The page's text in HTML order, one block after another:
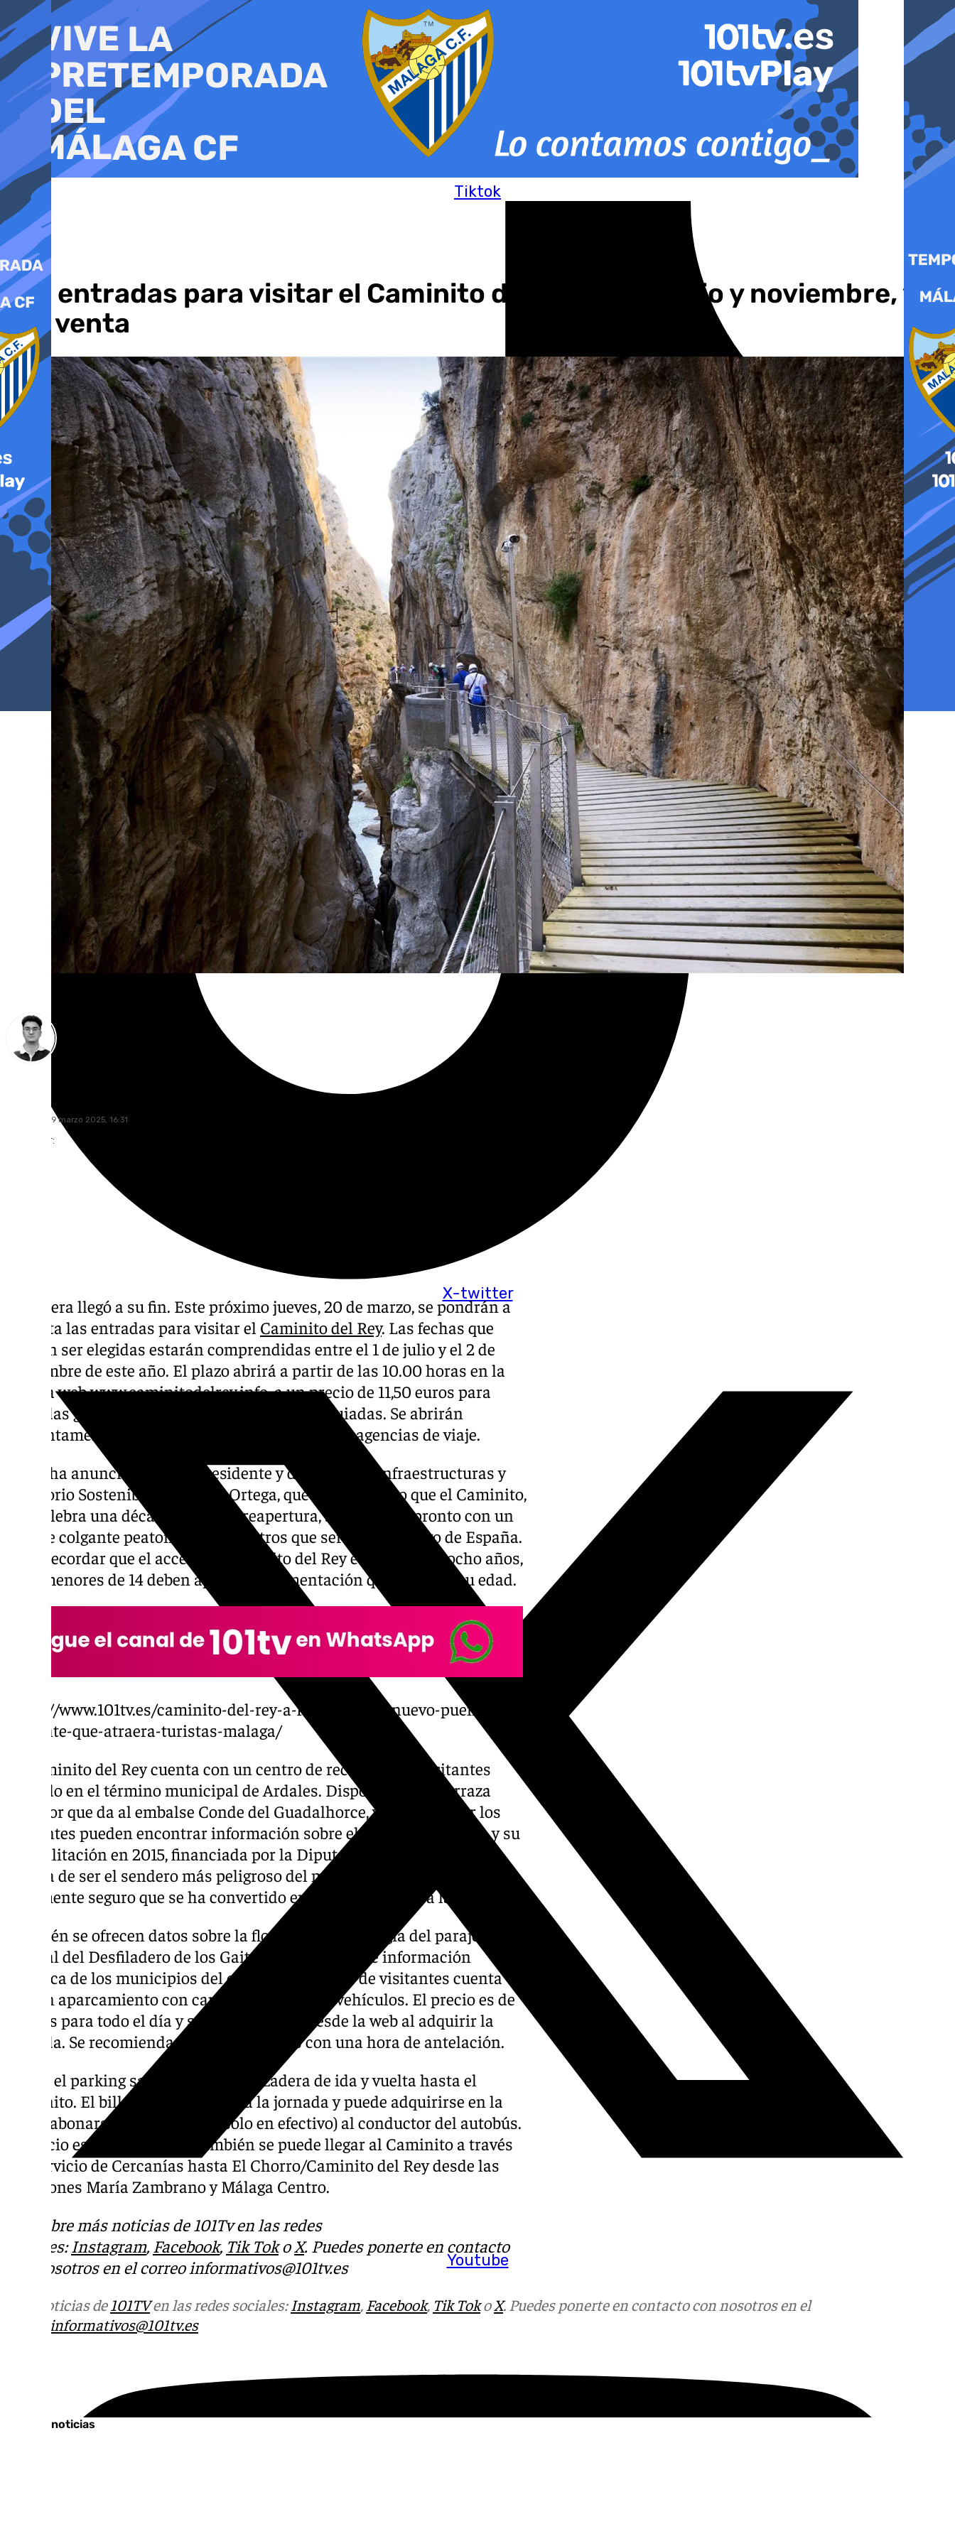
al
contenido
Tiktok
X-twitter
Youtube
Las entradas para visitar el Caminito del Rey entre julio y noviembre, ya
a la venta
miércoles, 19 marzo 2025, 16:31
Compartir:
La espera llegó a su fin. Este próximo jueves, 20 de marzo, se pondrán a
la venta las entradas para visitar el Caminito del Rey. Las fechas que
podrán ser elegidas estarán comprendidas entre el 1 de julio y el 2 de
noviembre de este año. El plazo abrirá a partir de las 10.00 horas en la
página webwww.caminitodelrey.info,a un precio de 11,50 euros para
entradas generales o 19,50 euros para visitas guiadas. Se abrirán
conjuntamente las ventas para público general y agencias de viaje.
Así lo ha anunciado el vicepresidente y diputado de Infraestructuras y
Territorio Sostenible, Cristóbal Ortega, que ha recordado que el Caminito,
que celebra una década desde su reapertura, se ampliará pronto con un
puente colgante peatonal de 110 metros que será el más largo de España.
Cabe recordar que el acceso al Caminito del Rey es a partir de ocho años,
y los menores de 14 deben aportar documentación que acredite su edad.
https://www.101tv.es/caminito-del-rey-a-fondo-asi-es-nuevo-puente-
colgante-que-atraera-turistas-malaga/
El Caminito del Rey cuenta con un centro de recepción de visitantes
ubicado en el término municipal de Ardales. Dispone de una terraza
mirador que da al embalse Conde del Guadalhorce, y en el interior los
visitantes pueden encontrar información sobre el antiguo Caminito y su
rehabilitación en 2015, financiada por la Diputación y que hizo que
pasara de ser el sendero más peligroso del mundo a un camino
totalmente seguro que se ha convertido en un revulsivo para la zona.
También se ofrecen datos sobre la flora, fauna y geología del paraje
natural del Desfiladero de los Gaitanes, fotografías e información
turística de los municipios del entorno. El centro de visitantes cuenta
con un aparcamiento con capacidad para 240 vehículos. El precio es de
2 euros para todo el día y se puede abonar desde la web al adquirir la
entrada. Se recomienda aparcar al menos con una hora de antelación.
Desde el parking sale el autobús lanzadera de ida y vuelta hasta el
Caminito. El billete sirve para toda la jornada y puede adquirirse en la
web o abonarse directamente (solo en efectivo) al conductor del autobús.
El precio es de 2,50 euros. También se puede llegar al Caminito a través
del servicio de Cercanías hasta El Chorro/Caminito del Rey desde las
estaciones María Zambrano y Málaga Centro.
Descubre más noticias de 101Tv en las redes
sociales: Instagram, Facebook, Tik Toko X. Puedes ponerte en contacto
con nosotros en el correo informativos@101tv.es
Más noticias de101TVen las redes sociales:Instagram, Facebook, Tik TokoX. Puedes ponerte en contacto con nosotros en el
informativos@101tv.es
Últimas noticias